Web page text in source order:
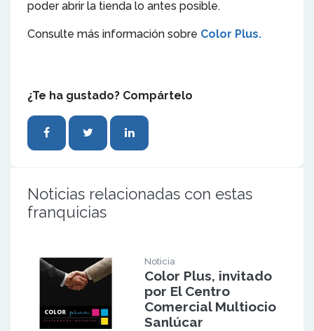
poder abrir la tienda lo antes posible.
Consulte más información sobre Color Plus.
¿Te ha gustado? Compártelo
Noticias relacionadas con estas
franquicias
Noticia
Color Plus, invitado
por El Centro
Comercial Multiocio
Sanlúcar